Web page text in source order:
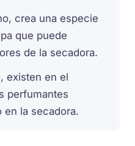
crea una especie
que puede
de la secadora.
existen en el
perfumantes
en la secadora.